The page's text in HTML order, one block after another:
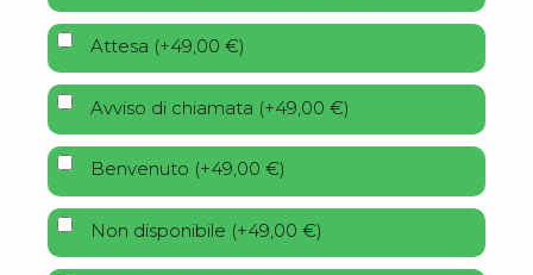
Attesa (+49,00 €)
Avviso di chiamata (+49,00 €)
Benvenuto (+49,00 €)
Non disponibile (+49,00 €)